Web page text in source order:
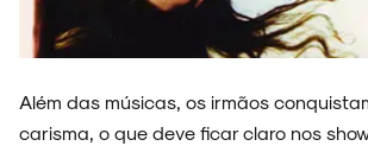
Além das músicas, os irmãos
carisma, o que deve ficar claro nos